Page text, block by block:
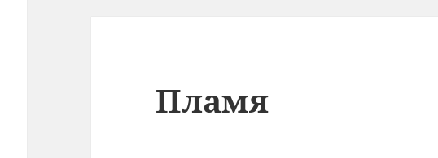
Пламя